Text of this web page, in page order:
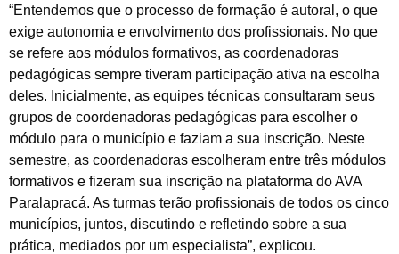
“Entendemos que o processo de formação é autoral, o que
exige autonomia e envolvimento dos profissionais. No que
se refere aos módulos formativos, as coordenadoras
pedagógicas sempre tiveram participação ativa na escolha
deles. Inicialmente, as equipes técnicas consultaram seus
grupos de coordenadoras pedagógicas para escolher o
módulo para o município e faziam a sua inscrição. Neste
semestre, as coordenadoras escolheram entre três módulos
formativos e fizeram sua inscrição na plataforma do AVA
Paralapracá. As turmas terão profissionais de todos os cinco
municípios, juntos, discutindo e refletindo sobre a sua
prática, mediados por um especialista”, explicou.